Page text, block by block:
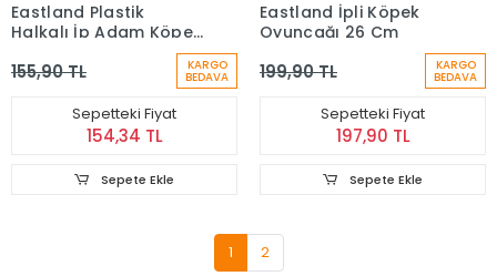
Eastland Plastik
Halkalı İp Adam Köpek
155,90 TL KARGO
BEDAVA
Sepetteki Fiyat
154,34 TL
Sepete Ekle
Eastland İpli Köpek
Oyuncağı 26 Cm
199,90 TL KARGO
BEDAVA
Sepetteki Fiyat
197,90 TL
Sepete Ekle
1 2